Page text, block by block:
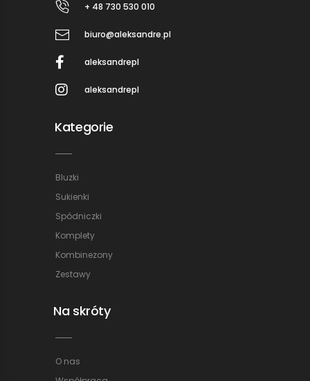
+ 48 730 530 010
biuro@aleksandre.pl
aleksandrepl
aleksandrepl
Kategorie
Bluzki
Sukienki
Spódniczki
Komplety
Kombinezony
Zestawy
Na skróty
O nas